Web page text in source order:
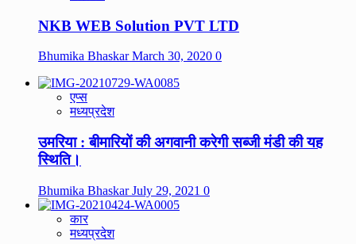
NKB WEB Solution PVT LTD
Bhumika BhaskarMarch 30, 2020 0
एप्स
मध्यप्रदेश
उमरिया : बीमारियों की अगवानी करेगी सब्जी मंडी की यह
स्थिति।
Bhumika BhaskarJuly 29, 2021 0
कार
मध्यप्रदेश